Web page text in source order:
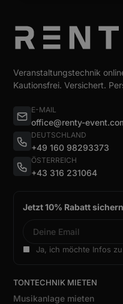
Veranstaltungstechnik
Kautionsfrei. Versichert.
E-MAIL
office@renty-
DEUTSCHLAND
+49 160 98293373
ÖSTERREICH
+43 316 231064
Jetzt 10% Rabatt sichern
Ja, ich möchte Infos
TONTECHNIK MIETEN
Musikanlage mieten